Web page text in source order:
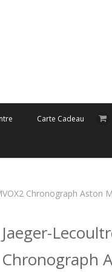
Carte Cadeau
Chronograph Aston
Jaeger-
Chronograph